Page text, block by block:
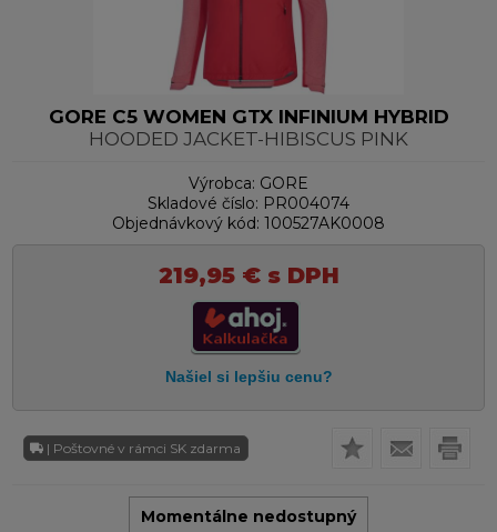
GORE C5 WOMEN GTX INFINIUM HYBRID
HOODED JACKET-HIBISCUS PINK
Výrobca: GORE
Skladové číslo: PR004074
Objednávkový kód: 100527AK0008
219,95 €s DPH
| Poštovné v rámci SK zdarma
Momentálne nedostupný